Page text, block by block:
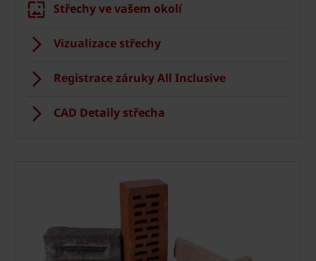
Střechy ve vašem okolí
Vizualizace střechy
Registrace záruky All Inclusive
CAD Detaily střecha